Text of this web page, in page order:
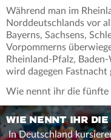
Während man im
Norddeutschlands vor
Bayerns, Sachsens,
Vorpommerns
Rheinland-Pfalz,
wird dagegen Fastnacht
Wie nennt ihr die fünfte
WIE NENNT IHR
In Deutschland